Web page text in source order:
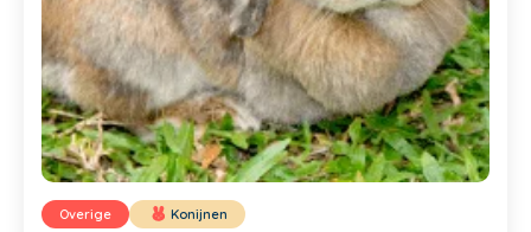
Overige Konijnen